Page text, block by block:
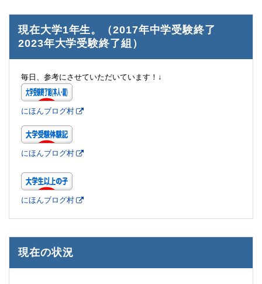
現在大学1年生。（2017年中学受験終了
2023年大学受験終了組）
毎日、参考にさせていただいています！↓
にほんブログ村
にほんブログ村
にほんブログ村
現在の状況